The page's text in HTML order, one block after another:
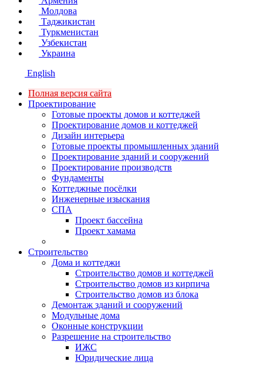
Молдова
Таджикистан
Туркменистан
Узбекистан
Украина
English
Полная версия сайта
Проектирование
Готовые проекты домов и коттеджей
Проектирование домов и коттеджей
Дизайн интерьера
Готовые проекты промышленных зданий
Проектирование зданий и сооружений
Проектирование производств
Фундаменты
Коттеджные посёлки
Инженерные изыскания
СПА
Проект бассейна
Проект хамама
Строительство
Дома и коттеджи
Строительство домов и коттеджей
Строительство домов из кирпича
Строительство домов из блока
Демонтаж зданий и сооружений
Модульные дома
Оконные конструкции
Разрешение на строительство
ИЖС
Юридические лица